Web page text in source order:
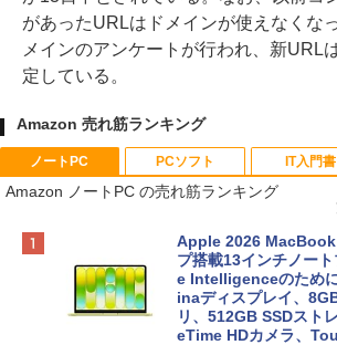
があったURLはドメインが使えなくな
メインのアンケートが行われ、新URL
定している。
Amazon 売れ筋ランキング
ノートPC
Amazon ノートPC の売れ筋ランキング
Apple 2026
プ搭載13インチノー
e Intelligenceのため
inaディスプレイ、
リ、512GB SSDスト
eTime HDカメラ、
PCソフト IT入門書